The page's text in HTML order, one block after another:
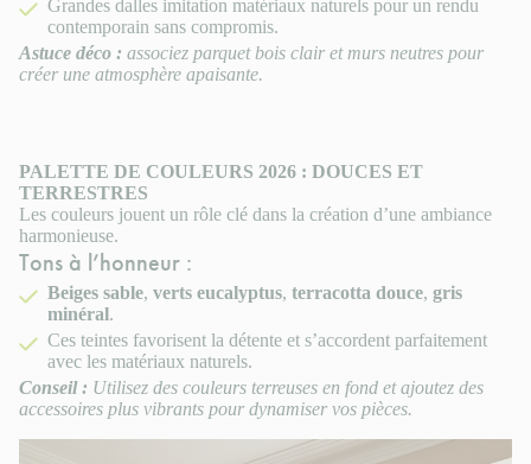
Grandes dalles imitation matériaux naturels pour un rendu
contemporain sans compromis.
Astuce déco : associez parquet bois clair et murs neutres pour
créer une atmosphère apaisante.
PALETTE DE COULEURS 2026 : DOUCES ET
TERRESTRES
Les couleurs jouent un rôle clé dans la création d’une ambiance
harmonieuse.
Tons à l’honneur :
Beiges sable, verts eucalyptus, terracotta douce, gris
minéral.
Ces teintes favorisent la détente et s’accordent parfaitement
avec les matériaux naturels.
Conseil : Utilisez des couleurs terreuses en fond et ajoutez des
accessoires plus vibrants pour dynamiser vos pièces.